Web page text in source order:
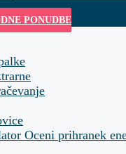
PONUDBE
Oceni prihranek